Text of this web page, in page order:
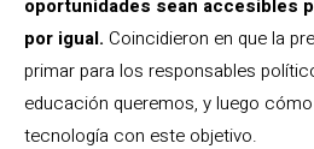
oportunidades sean accesibles
por igual. Coincidieron en que la
primar para los responsables
educación queremos, y luego
tecnología con este objetivo.